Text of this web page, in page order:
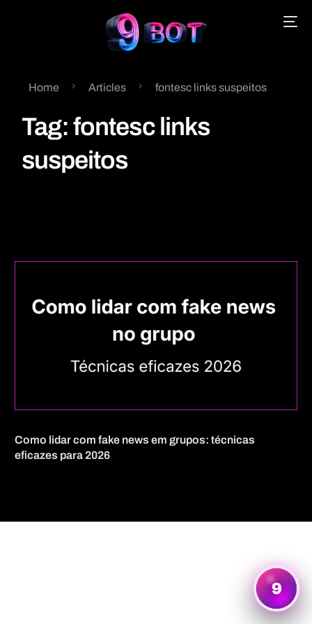
Home Articles fontesc links suspeitos
Tag:fontesc links
suspeitos
Como lidar com fake news em grupos: técnicas
eficazes para 2026
Português
9